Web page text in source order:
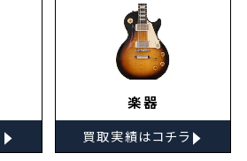
▸
楽器
買取実績はコチラ ▸